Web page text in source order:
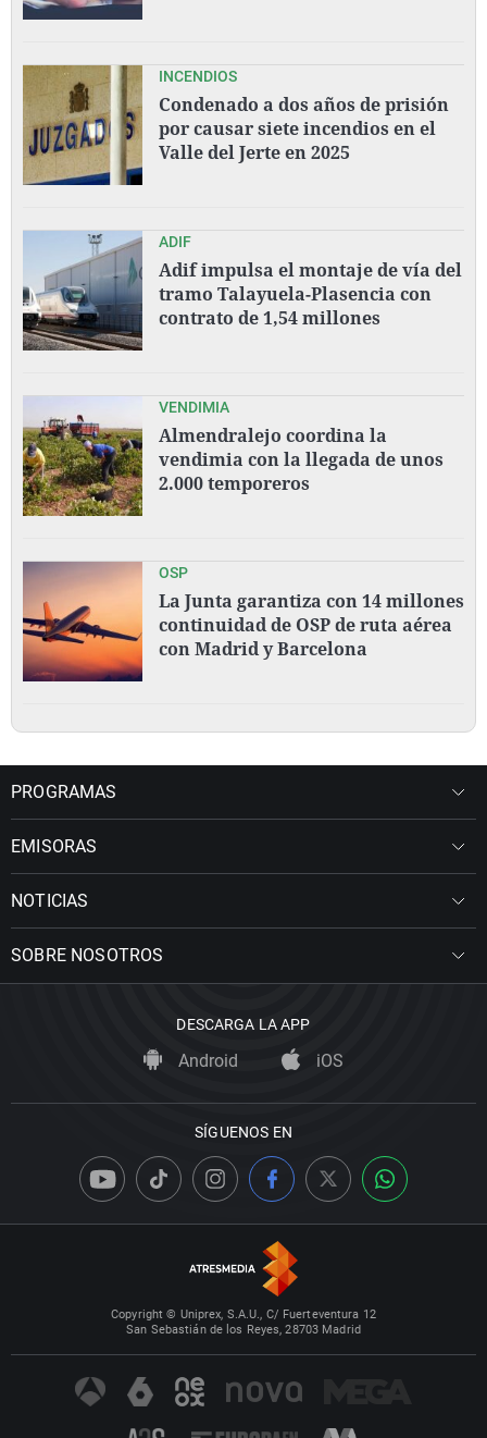
INCENDIOS
Condenado a dos años de prisión
por causar siete incendios en el
Valle del Jerte en 2025
ADIF
Adif impulsa el montaje de vía del
tramo Talayuela-Plasencia con
contrato de 1,54 millones
VENDIMIA
Almendralejo coordina la
vendimia con la llegada de unos
2.000 temporeros
OSP
La Junta garantiza con 14 millones
continuidad de OSP de ruta aérea
con Madrid y Barcelona
PROGRAMAS
EMISORAS
NOTICIAS
SOBRE NOSOTROS
DESCARGA LA APP
Android iOS
SÍGUENOS EN
Copyright © Uniprex, S.A.U., C/ Fuerteventura 12
San Sebastián de los Reyes, 28703 Madrid